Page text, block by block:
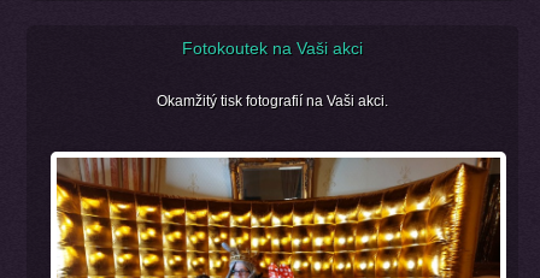
Fotokoutek na Vaši akci
Okamžitý tisk fotografií na Vaši akci.